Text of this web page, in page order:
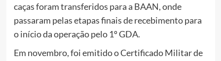
caças foram transferidos para a BAAN, onde
passaram pelas etapas finais de recebimento para
o início da operação pelo 1º GDA.
Em novembro, foi emitido o Certificado Militar de